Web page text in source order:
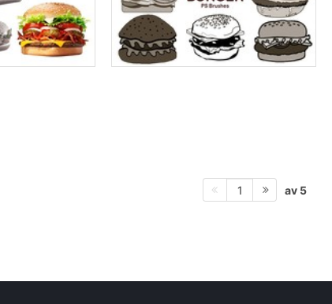
1 av 5